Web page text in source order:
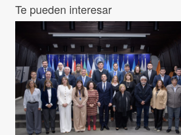
Te pueden interesar